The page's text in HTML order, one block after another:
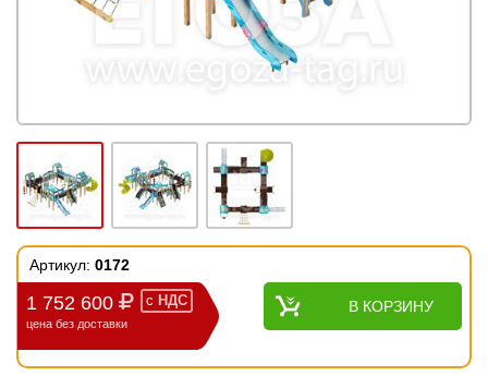
Артикул: 0172
1 752 600 с НДС
цена без доставки
В КОРЗИНУ